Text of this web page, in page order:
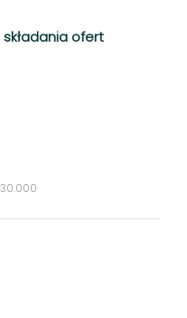
ofert